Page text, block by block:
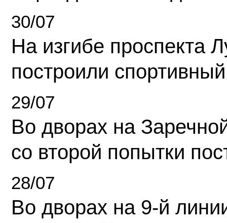
30/07
На изгибе проспекта
построили
29/07
Во дворах на
со второй попытки
28/07
Во дворах на 9-й